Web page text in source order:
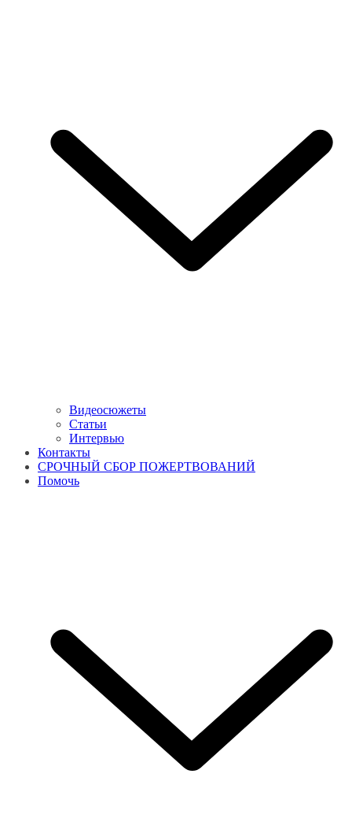
Видеосюжеты
Статьи
Интервью
Контакты
СРОЧНЫЙ СБОР ПОЖЕРТВОВАНИЙ
Помочь